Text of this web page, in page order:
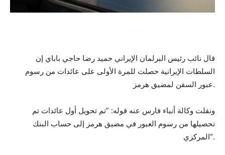
قال نائب رئيس البرلمان الإيراني حميد رضا حاجي باباي إن
السلطات الإيرانية حصلت للمرة الأولى على عائدات من رسوم
عبور السفن لمضيق هرمز.
ونقلت وكالة أنباء فارس عنه قوله: ”تم تحويل أول عائدات تم
تحصيلها من رسوم العبور في مضيق هرمز إلى حساب البنك
المركزي“.